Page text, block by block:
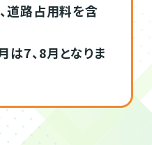
道路占用料を含
7、8月となりま